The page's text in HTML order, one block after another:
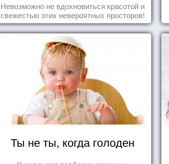
Невозможно не вдохновиться красотой и
свежестью этих невероятных просторов!
Ты не ты, когда голоден